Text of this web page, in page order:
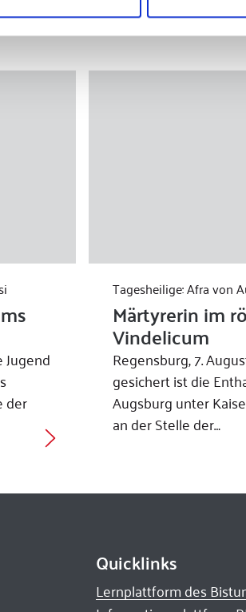
Jugend
der
Tagesheilige: Afra von
Märtyrerin im
Vindelicum
Regensburg, 7.
gesichert ist die
Augsburg unter
an der Stelle der…
Quicklinks
Lernplattform des